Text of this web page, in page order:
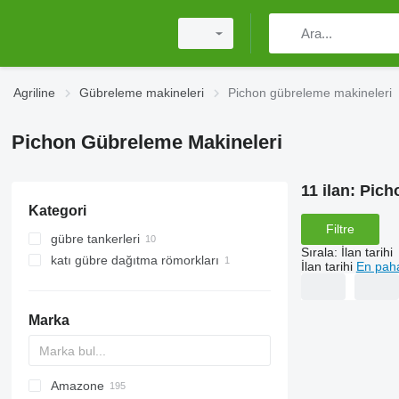
Agriline Gübreleme makineleri Pichon gübreleme makineleri
Pichon Gübreleme Makineleri
Kategori
gübre tankerleri
katı gübre dağıtma römorkları
Marka
Exacta
XPL
Amazone
11 ilan:
Filtre
Sırala: İlan tarihi
İlan tarihi En